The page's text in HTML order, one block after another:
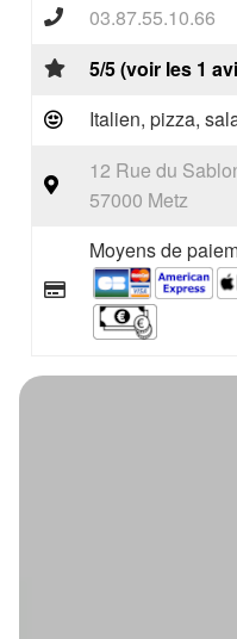
03.87.55.10.66
5/5 (voir les 1
Italien, pizza,
12 Rue du
57000 Metz
Moyens de